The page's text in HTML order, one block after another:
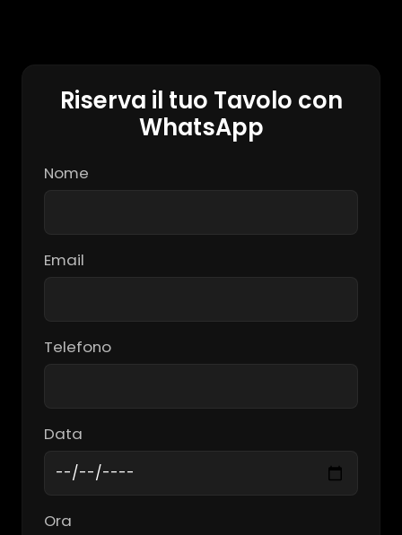
Riserva il tuo Tavolo con
WhatsApp
Nome
Email
Telefono
Data
Ora